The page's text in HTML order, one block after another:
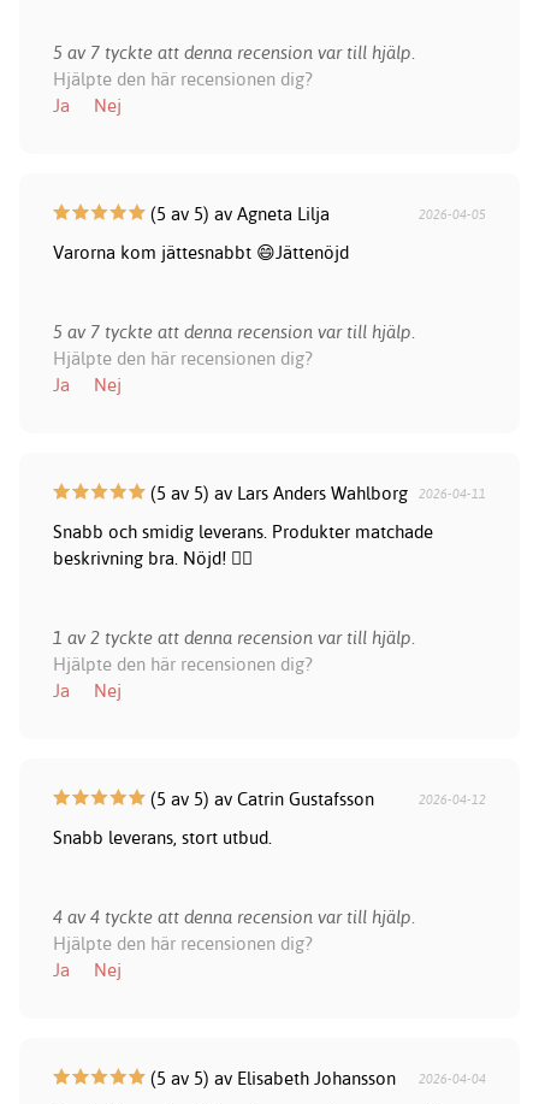
5 av 7 tyckte att denna recension var till hjälp.
Hjälpte den här recensionen dig?
Ja
Nej
(5 av 5) av Agneta Lilja 2026-04-05
Varorna kom jättesnabbt 😄Jättenöjd
5 av 7 tyckte att denna recension var till hjälp.
Hjälpte den här recensionen dig?
Ja
Nej
(5 av 5) av Lars Anders Wahlborg 2026-04-11
Snabb och smidig leverans. Produkter matchade
beskrivning bra. Nöjd! 👍🏻
1 av 2 tyckte att denna recension var till hjälp.
Hjälpte den här recensionen dig?
Ja
Nej
(5 av 5) av Catrin Gustafsson 2026-04-12
Snabb leverans, stort utbud.
4 av 4 tyckte att denna recension var till hjälp.
Hjälpte den här recensionen dig?
Ja
Nej
(5 av 5) av Elisabeth Johansson 2026-04-04